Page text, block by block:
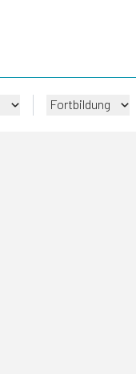
Fortbildung